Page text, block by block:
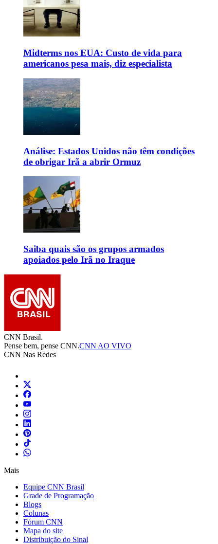
Midterms nos EUA: Custo de vida para
americanos pesa mais, diz especialista
Análise: Estados Unidos não têm condições
de obrigar Irã a abrir Ormuz
Saiba quais são os grupos armados
apoiados pelo Irã no Iraque
CNN Brasil.
Pense bem, pense CNN.CNN AO VIVO
CNN Nas Redes
Mais
Equipe CNN Brasil
Grade de Programação
Blogs
Colunas
Fórum CNN
Mapa do site
Distribuição do Sinal